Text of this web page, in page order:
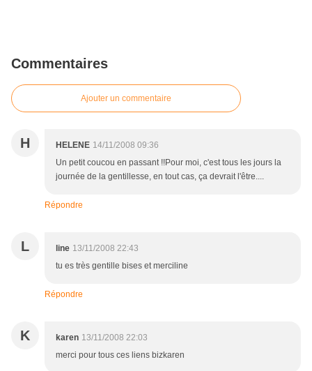
Commentaires
Ajouter un commentaire
H HELENE 14/11/2008 09:36
Un petit coucou en passant !!Pour moi, c'est tous les jours la
journée de la gentillesse, en tout cas, ça devrait l'être....
Répondre
L line 13/11/2008 22:43
tu es très gentille bises et merciline
Répondre
K karen 13/11/2008 22:03
merci pour tous ces liens bizkaren